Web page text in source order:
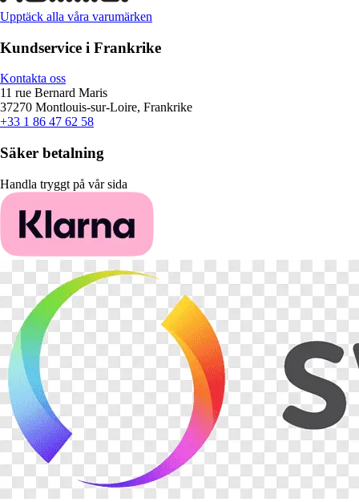
Upptäck alla våra varumärken
Kundservice i Frankrike
Kontakta oss
11 rue Bernard Maris
37270 Montlouis-sur-Loire, Frankrike
+33 1 86 47 62 58
Säker betalning
Handla tryggt på vår sida